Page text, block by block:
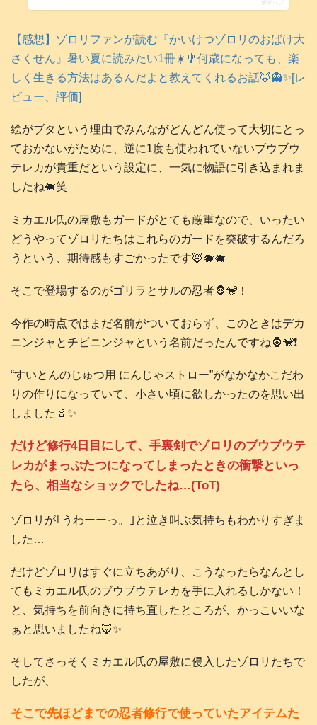
ポチップ
【感想】ゾロリファンが読む『かいけつゾロリのおばけ大
さくせん』暑い夏に読みたい1冊☀️🎐何歳になっても、楽
しく生きる方法はあるんだよと教えてくれるお話🦊👻✨[レ
ビュー、評価]
絵がブタという理由でみんながどんどん使って大切にとっ
ておかないがために、逆に1度も使われていないブウブウ
テレカが貴重だという設定に、一気に物語に引き込まれま
したね🐖笑
ミカエル氏の屋敷もガードがとても厳重なので、いったい
どうやってゾロリたちはこれらのガードを突破するんだろ
うという、期待感もすごかったです🦊🐗🐗
そこで登場するのがゴリラとサルの忍者🦍🐒！
今作の時点ではまだ名前がついておらず、このときはデカ
ニンジャとチビニンジャという名前だったんですね🦍🐒❗️
“すいとんのじゅつ用 にんじゃストロー”がなかなかこだわ
りの作りになっていて、小さい頃に欲しかったのを思い出
しました🥤✨
だけど修行4日目にして、手裏剣でゾロリのブウブウテ
レカがまっぷたつになってしまったときの衝撃といっ
たら、相当なショックでしたね…(ToT)
ゾロリが｢うわーーっ。｣と泣き叫ぶ気持ちもわかりすぎま
した…
だけどゾロリはすぐに立ちあがり、こうなったらなんとし
てもミカエル氏のブウブウテレカを手に入れるしかない！
と、気持ちを前向きに持ち直したところが、かっこいいな
ぁと思いましたね🦊✨
そしてさっそくミカエル氏の屋敷に侵入したゾロリたちで
したが、
そこで先ほどまでの忍者修行で使っていたアイテムた